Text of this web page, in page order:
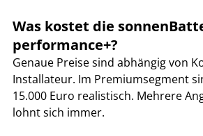
Was kostet die
performance+?
Genaue Preise sind abhängig von
Installateur. Im Premiumsegment
15.000 Euro realistisch. Mehrere
lohnt sich immer.